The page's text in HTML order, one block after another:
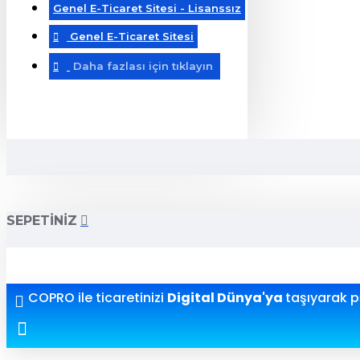
Genel E-Ticaret Sitesi - Lisanssız
Genel E-Ticaret Sitesi
Daha fazlası için tıklayın
SEPETINIZ
COPRO ile ticaretinizi Digital Dünya'ya taşıyarak